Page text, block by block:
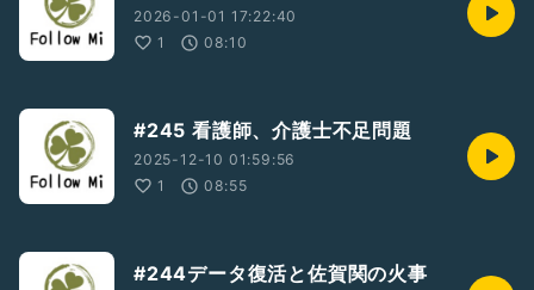
2026-01-01 17:22:40
1
08:10
#245 看護師、介護士不足問題
2025-12-10 01:59:56
1
08:55
#244データ復活と佐賀関の火事